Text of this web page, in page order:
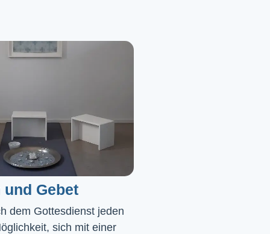
und Gebet
dem Gottesdienst jeden
sich mit einer